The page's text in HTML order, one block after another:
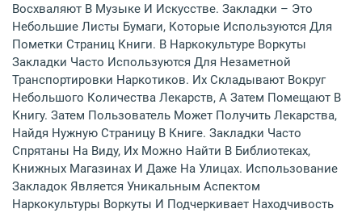
Восхваляют В Музыке И Искусстве. Закладки – Это
Небольшие Листы Бумаги, Которые Используются Для
Пометки Страниц Книги. В Наркокультуре Воркуты
Закладки Часто Используются Для Незаметной
Транспортировки Наркотиков. Их Складывают Вокруг
Небольшого Количества Лекарств, А Затем Помещают В
Книгу. Затем Пользователь Может Получить Лекарства,
Найдя Нужную Страницу В Книге. Закладки Часто
Спрятаны На Виду, Их Можно Найти В Библиотеках,
Книжных Магазинах И Даже На Улицах. Использование
Закладок Является Уникальным Аспектом
Наркокультуры Воркуты И Подчеркивает Находчивость